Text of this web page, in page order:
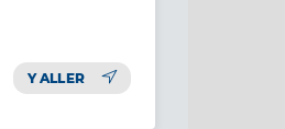
Y ALLER